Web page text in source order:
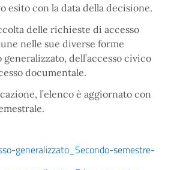
esito con la data della decisione.
delle richieste di accesso
nelle sue diverse forme
generalizzato, dell’accesso civico
documentale.
l’elenco è aggiornato con
generalizzato_Secondo-semestre-